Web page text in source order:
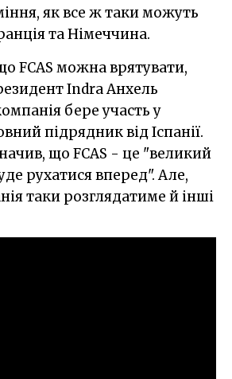
як все ж таки можуть
та Німеччина.
FCAS можна врятувати,
Indra Анхель
бере участь у
підрядник від Іспанії.
що FCAS - це "великий
рухатися вперед". Але,
таки розглядатиме й інші